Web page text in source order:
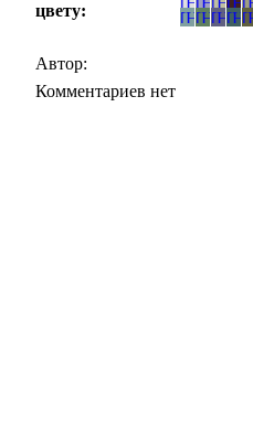
цвету:
Автор:
Комментариев нет